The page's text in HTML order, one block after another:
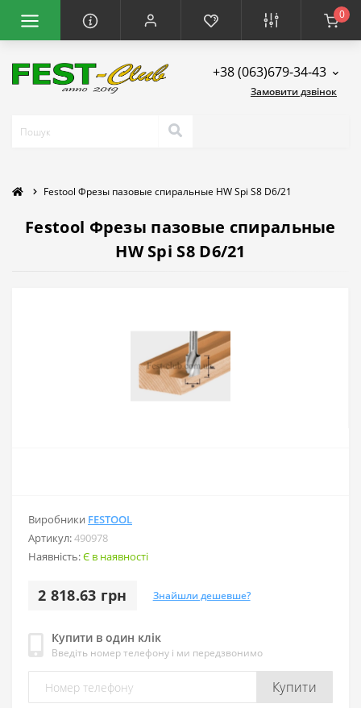
0
+38 (063)679-34-43
Замовити дзвінок
Festool Фрезы пазовые спиральные HW Spi S8 D6/21
Festool Фрезы пазовые спиральные
HW Spi S8 D6/21
Виробники FESTOOL
Артикул:490978
Наявність:Є в наявності
2 818.63 грн Знайшли дешевше?
Купити в один клік
Введіть номер телефону і ми передзвонимо
Купити